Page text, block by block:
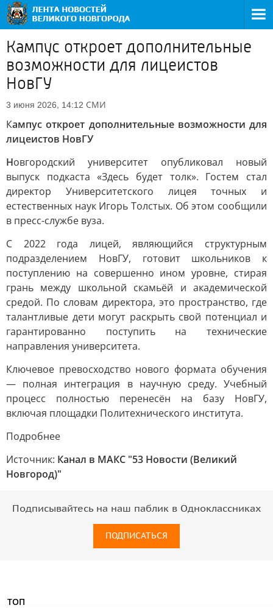
Кампус откроет дополнительные
возможности для лицеистов
НовГУ
3 июня 2026, 14:12 СМИ
Кампус откроет дополнительные возможности для
лицеистов НовГУ
Новгородский университет опубликовал новый
выпуск подкаста «Здесь будет толк». Гостем стал
директор Университетского лицея точных и
естественных наук Игорь Толстых. Об этом сообщили
в пресс-службе вуза.
С 2022 года лицей, являющийся структурным
подразделением НовГУ, готовит школьников к
поступлению на совершенно ином уровне, стирая
грань между школьной скамьёй и академической
средой. По словам директора, это пространство, где
талантливые дети могут раскрыть свой потенциал и
гарантированно поступить на технические
направления университета.
Ключевое превосходство нового формата обучения
— полная интеграция в научную среду. Учебный
процесс полностью перенесён на базу НовГУ,
включая площадки Политехнического института.
Подробнее
Источник: Канал в МАКС "53 Новости (Великий
Новгород)"
Подписывайтесь на наш паблик в Одноклассниках
ПОДПИСАТЬСЯ
ТОП